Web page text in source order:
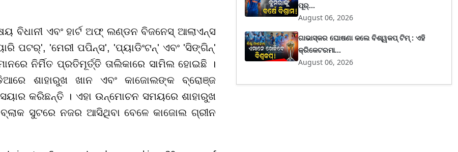
ଏବଂ ହାର୍ଟ ଅଫ୍ ଲଣ୍ଡନ ବିଜନେସ୍ ଆଲାଏନ୍ସ
ପଟର୍', 'ମେରୀ ପପିନ୍ସ', 'ପ୍ୟାଡିଂଟନ୍' ଏବଂ 'ସିଙ୍ଗିନ୍'
ନିର୍ମିତ ପ୍ରତିମୂର୍ତ୍ତି ତାଲିକାରେ ସାମିଲ ହୋଇଛି ।
ଶାହାରୁଖ ଖାନ ଏବଂ କାଜୋଲଙ୍କ ବ୍ରୋଞ୍ଜ
କରିଛନ୍ତି । ଏହା ଉନ୍ମୋଚନ ସମୟରେ ଶାହାରୁଖ
ସୁଟରେ ନଜର ଆସିଥିବା ବେଳେ କାଜୋଲ ଗ୍ରୀନ
ପୂର୍...
August 06, 2026
ଗାଭାସ୍କର ଘୋଷଣା କଲେ ବିଶ୍ୱକପ୍ ଟିମ୍ : ଏହି
କ୍ରିକେଟରମା...
August 06, 2026